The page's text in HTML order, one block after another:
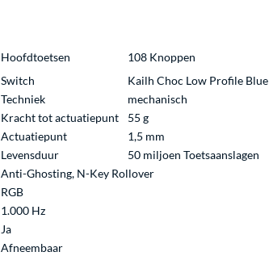
Hoofdtoetsen
108 Knoppen
Switch
Kailh Choc Low Profile Blue
Techniek
mechanisch
Kracht tot actuatiepunt
55 g
Actuatiepunt
1,5 mm
Levensduur
50 miljoen Toetsaanslagen
Anti-Ghosting, N-Key Rollover
RGB
1.000 Hz
Ja
Afneembaar